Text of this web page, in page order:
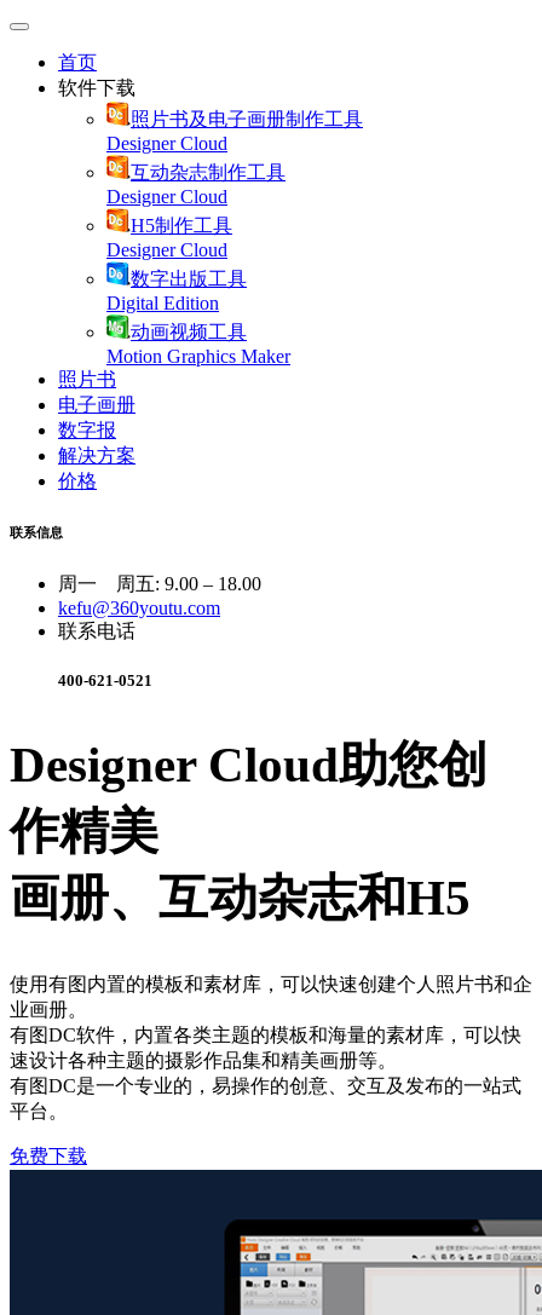
首页
软件下载
照片书及电子画册制作工具
Designer Cloud
互动杂志制作工具
Designer Cloud
H5制作工具
Designer Cloud
数字出版工具
Digital Edition
动画视频工具
Motion Graphics Maker
照片书
电子画册
数字报
解决方案
价格
联系信息
周一 周五: 9.00 – 18.00
kefu@360youtu.com
联系电话
400-621-0521
Designer Cloud助您创
作精美
画册、互动杂志和H5
使用有图内置的模板和素材库，可以快速创建个人照片书和企
业画册。
有图DC软件，内置各类主题的模板和海量的素材库，可以快
速设计各种主题的摄影作品集和精美画册等。
有图DC是一个专业的，易操作的创意、交互及发布的一站式
平台。
免费下载